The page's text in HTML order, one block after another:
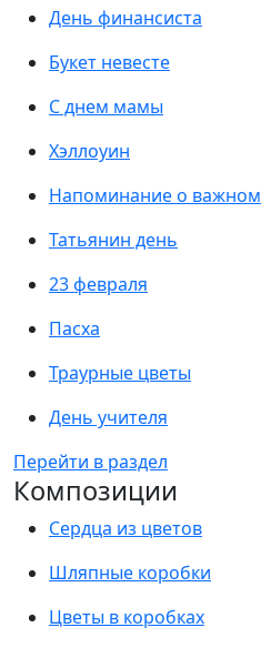
День финансиста
Букет невесте
С днем мамы
Хэллоуин
Напоминание о важном
Татьянин день
23 февраля
Пасха
Траурные цветы
День учителя
Перейти в раздел
Композиции
Сердца из цветов
Шляпные коробки
Цветы в коробках